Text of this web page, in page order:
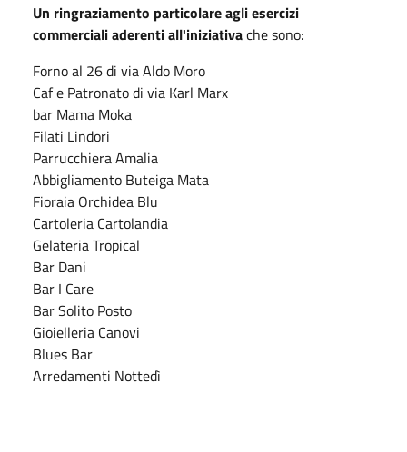
Un ringraziamento particolare agli esercizi
commerciali aderenti all'iniziativache sono:
Forno al 26 di via Aldo Moro
Caf e Patronato di via Karl Marx
bar Mama Moka
Filati Lindori
Parrucchiera Amalia
Abbigliamento Buteiga Mata
Fioraia Orchidea Blu
Cartoleria Cartolandia
Gelateria Tropical
Bar Dani
Bar I Care
Bar Solito Posto
Gioielleria Canovi
Blues Bar
Arredamenti Nottedì